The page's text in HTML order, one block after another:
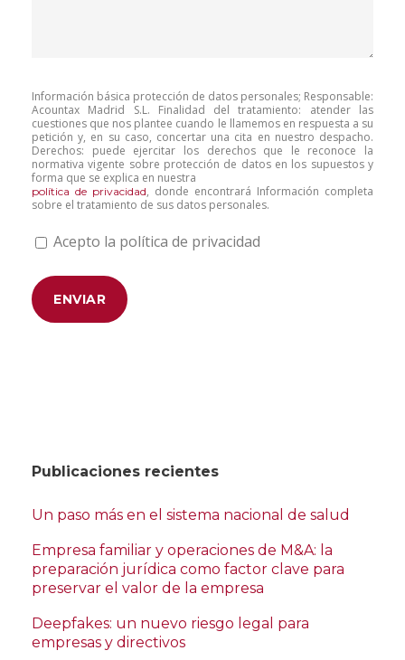
Información básica protección de datos personales; Responsable:
Acountax Madrid S.L. Finalidad del tratamiento: atender las
cuestiones que nos plantee cuando le llamemos en respuesta a su
petición y, en su caso, concertar una cita en nuestro despacho.
Derechos: puede ejercitar los derechos que le reconoce la
normativa vigente sobre protección de datos en los supuestos y
forma que se explica en nuestra
política de privacidad, donde encontrará Información completa
sobre el tratamiento de sus datos personales.
Acepto la política de privacidad
Publicaciones recientes
Un paso más en el sistema nacional de salud
Empresa familiar y operaciones de M&A: la
preparación jurídica como factor clave para
preservar el valor de la empresa
Deepfakes: un nuevo riesgo legal para
empresas y directivos